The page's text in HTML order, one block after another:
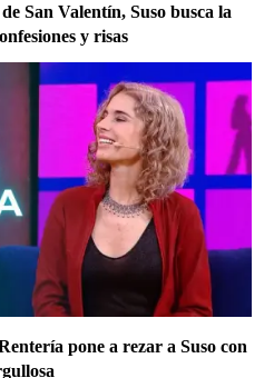
San Valentín, Suso busca la
y risas
pone a rezar a Suso con